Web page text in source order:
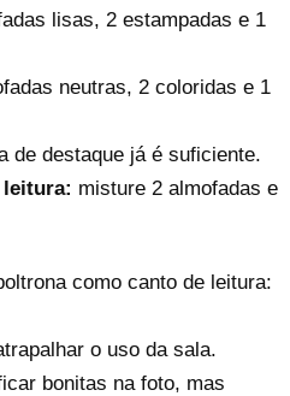
lisas, 2 estampadas e 1
neutras, 2 coloridas e 1
de destaque já é suficiente.
leitura: misture 2 almofadas e
como canto de leitura:
o uso da sala.
bonitas na foto, mas